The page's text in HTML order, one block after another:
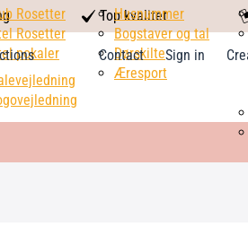
check
mark
Top kvalitet
Contact Sign in
Rosetter
Rosetter
pokaler
Husnummer
Bogstaver og tal
Dørskilte
Æresport